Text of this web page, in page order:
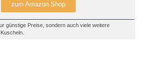
zum Amazon Shop
günstige Preise, sondern auch viele weitere